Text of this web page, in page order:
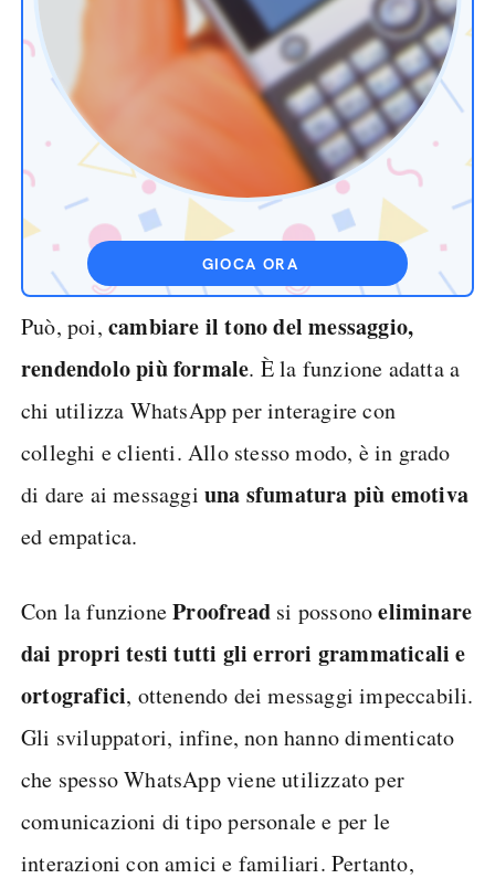
GIOCA ORA
Può, poi, cambiare il tono del messaggio,
rendendolo più formale. È la funzione adatta a
chi utilizza WhatsApp per interagire con
colleghi e clienti. Allo stesso modo, è in grado
di dare ai messaggi una sfumatura più emotiva
ed empatica.
Con la funzioneProofread si possonoeliminare
dai propri testi tutti gli errori grammaticali e
ortografici, ottenendo dei messaggi impeccabili.
Gli sviluppatori, infine, non hanno dimenticato
che spesso WhatsApp viene utilizzato per
comunicazioni di tipo personale e per le
interazioni con amici e familiari. Pertanto,